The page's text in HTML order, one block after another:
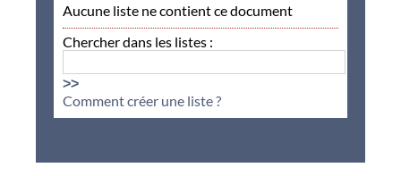
Aucune liste ne contient ce document
Chercher dans les listes :
>>
Comment créer une liste ?